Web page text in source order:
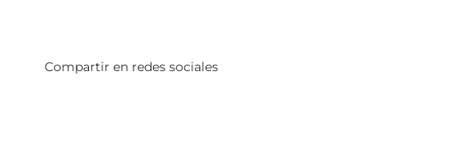
Compartir en redes sociales